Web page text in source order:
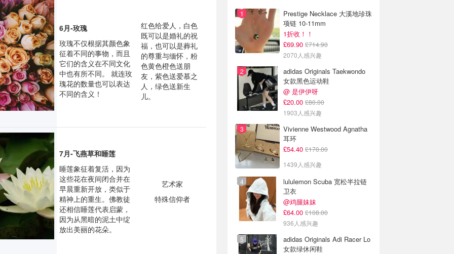
6月-玫瑰
玫瑰不仅根据其颜色象
征着不同的事物，而且
它们的含义在不同文化
中也有所不同。 就连玫
瑰花的数量也可以表达
不同的含义！
红色给爱人，白色
既可以是婚礼的祝
福，也可以是葬礼
的尊重与缅怀，粉
色黄色橙色送朋
友，紫色送爱慕之
人，绿色送新生
儿。
7月-飞燕草和睡莲
睡莲象征着复活，因为
这些花在夜间闭合并在
早晨重新开放，类似于
精神上的重生。佛教徒
还相信睡莲代表启蒙，
因为从黑暗的泥土中绽
放出美丽的花朵。
艺术家
特殊信仰者
Prestige Necklace 大溪地珍珠
项链 10-11mm
1折收！！
£69.90 £714.90
2070人感兴趣
adidas Originals Taekwondo
女款黑色运动鞋
@ 是伊伊呀
£20.00 £80.00
1903人感兴趣
Vivienne Westwood Agnatha
耳环
£54.40 £170.00
1439人感兴趣
lululemon Scuba 宽松半拉链
卫衣
@鸡腿妹妹
£64.00 £108.00
936人感兴趣
adidas Originals Adi Racer Lo
女款绿休闲鞋